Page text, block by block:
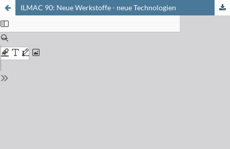
ILMAC 90: Neue Werkstoffe - neue Technologien